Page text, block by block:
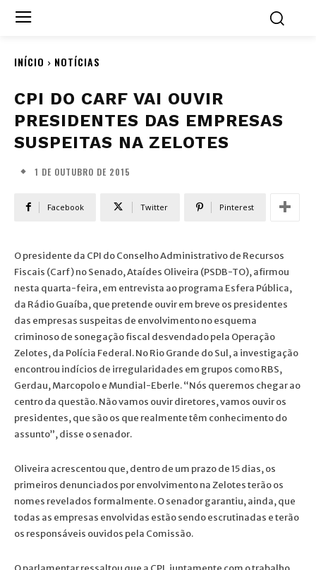
INÍCIO NOTÍCIAS
CPI DO CARF VAI OUVIR
PRESIDENTES DAS EMPRESAS
SUSPEITAS NA ZELOTES
1 DE OUTUBRO DE 2015
Facebook Twitter Pinterest
O presidente da CPI do Conselho Administrativo de Recursos
Fiscais (Carf) no Senado, Ataídes Oliveira (PSDB-TO), afirmou
nesta quarta-feira, em entrevista ao programa Esfera Pública,
da Rádio Guaíba, que pretende ouvir em breve os presidentes
das empresas suspeitas de envolvimento no esquema
criminoso de sonegação fiscal desvendado pela Operação
Zelotes, da Polícia Federal. No Rio Grande do Sul, a investigação
encontrou indícios de irregularidades em grupos como RBS,
Gerdau, Marcopolo e Mundial-Eberle. “Nós queremos chegar ao
centro da questão. Não vamos ouvir diretores, vamos ouvir os
presidentes, que são os que realmente têm conhecimento do
assunto”, disse o senador.
Oliveira acrescentou que, dentro de um prazo de 15 dias, os
primeiros denunciados por envolvimento na Zelotes terão os
nomes revelados formalmente. O senador garantiu, ainda, que
todas as empresas envolvidas estão sendo escrutinadas e terão
os responsáveis ouvidos pela Comissão.